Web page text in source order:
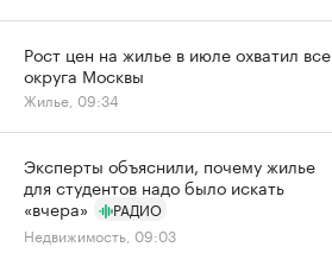
Рост цен на жилье в июле охватил все
округа Москвы
Жилье, 09:34
Эксперты объяснили, почему жилье
для студентов надо было искать
«вчера»
РАДИО
Недвижимость, 09:03